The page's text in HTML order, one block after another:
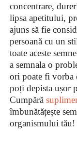
concentrare,
lipsa apetitului,
ajuns să fie
persoană cu un
toate aceste
a semnala o
ori poate fi vorba
poți depista ușor
Cumpără
îmbunătățește
organismului tău!